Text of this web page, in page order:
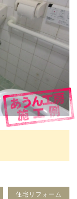
住宅リフォーム